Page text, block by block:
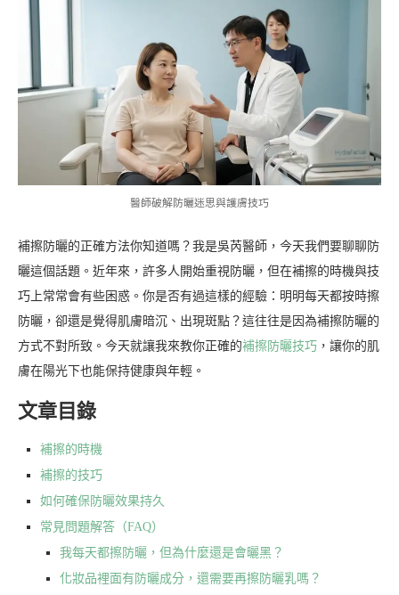
醫師破解防曬迷思與護膚技巧
補擦防曬的正確方法你知道嗎？我是吳芮醫師，今天我們要聊聊防
曬這個話題。近年來，許多人開始重視防曬，但在補擦的時機與技
巧上常常會有些困惑。你是否有過這樣的經驗：明明每天都按時擦
防曬，卻還是覺得肌膚暗沉、出現斑點？這往往是因為補擦防曬的
方式不對所致。今天就讓我來教你正確的補擦防曬技巧 ，讓你的肌
膚在陽光下也能保持健康與年輕。
文章目錄
補擦的時機
補擦的技巧
如何確保防曬效果持久
常見問題解答（FAQ）
我每天都擦防曬，但為什麼還是會曬黑？
化妝品裡面有防曬成分，還需要再擦防曬乳嗎？